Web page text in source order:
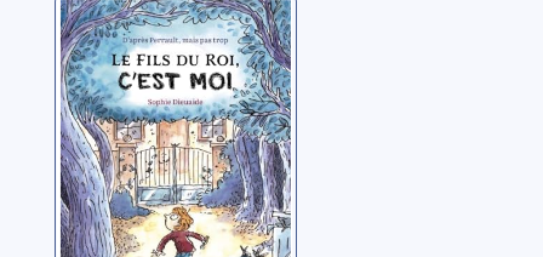
Le fils du roi,
c'est moi !
Dieuaide, Sophie